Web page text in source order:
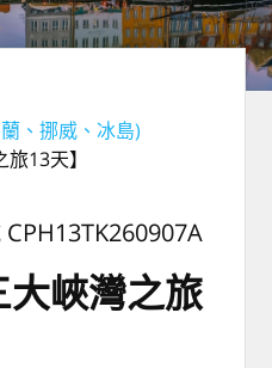
、挪威、冰島)
13天】
CPH13TK260907A
大峽灣之旅